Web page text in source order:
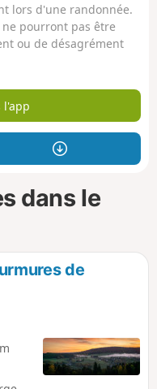
lors d'une randonnée.
pourront pas être
ou de désagrément
l'app
dans le
de